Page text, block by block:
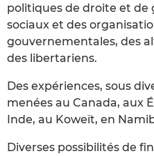
politiques de droite et de
sociaux et des
gouvernementales, des
des libertariens.
Des expériences, sous
menées au Canada, aux
Inde, au Koweït, en
Diverses possibilités de